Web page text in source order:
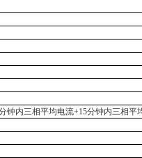
钟内三相平均电流+15分钟内三相平